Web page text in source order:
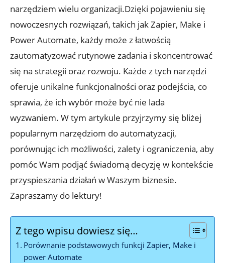
narzędziem wielu organizacji.Dzięki‌ pojawieniu się
nowoczesnych rozwiązań, takich jak Zapier, Make i
Power Automate, każdy może z łatwością
zautomatyzować rutynowe zadania i skoncentrować
się na strategii oraz rozwoju. Każde z tych narzędzi‍
oferuje unikalne funkcjonalności oraz podejścia, co
sprawia,⁤ że ich wybór może być nie lada
wyzwaniem. W tym artykule przyjrzymy się bliżej
popularnym narzędziom⁣ do automatyzacji,
porównując ich możliwości, zalety i ograniczenia, aby
pomóc Wam podjąć świadomą decyzję w kontekście
przyspieszania działań w⁣ Waszym biznesie.
Zapraszamy do lektury!
Z tego wpisu dowiesz się…
Porównanie podstawowych funkcji⁢ Zapier, Make i
power Automate